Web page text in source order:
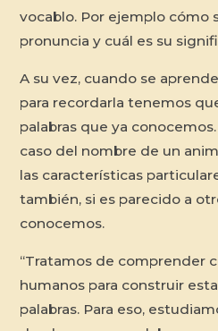
vocablo. Por ejemplo cómo
pronuncia y cuál es su
A su vez, cuando se
para recordarla tenemos
palabras que ya
caso del nombre de un
las características
también, si es parecido a
conocemos.
“Tratamos de comprender
humanos para construir
palabras. Para eso,